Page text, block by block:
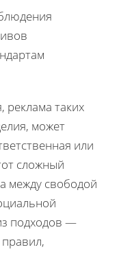
реклама таких
может
или
сложный
между свободой
подходов —